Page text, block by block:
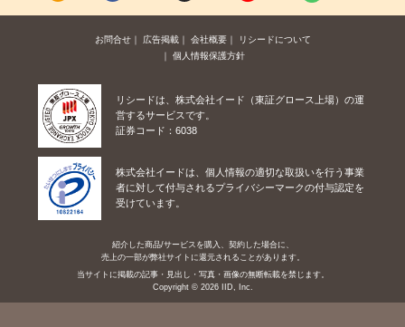
お問合せ 広告掲載 会社概要
リシードについて
個人情報保護方針
リシードは、株式会社イード（東証グロース上場）の運
営するサービスです。
証券コード：6038
株式会社イードは、個人情報の適切な取扱いを行う事業
者に対して付与されるプライバシーマークの付与認定を
受けています。
紹介した商品/サービスを購入、契約した場合に、
売上の一部が弊社サイトに還元されることがあります。
当サイトに掲載の記事・見出し・写真・画像の無断転載を禁じます。
Copyright © 2026 IID, Inc.